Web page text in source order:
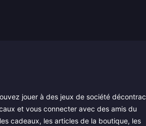
jouer à des jeux de société
et vous connecter avec des amis du
cadeaux, les articles de la boutique, les